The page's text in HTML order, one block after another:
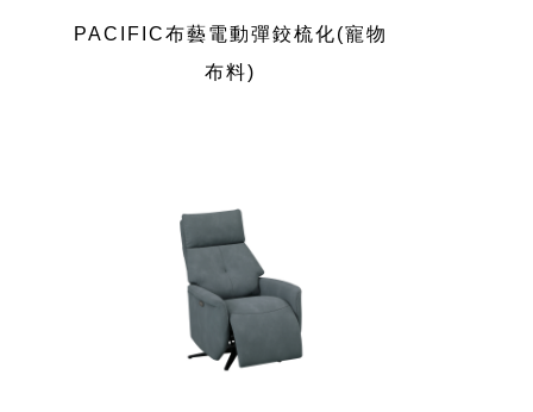
PACIFIC布藝電動彈鉸梳化(寵物
布料)